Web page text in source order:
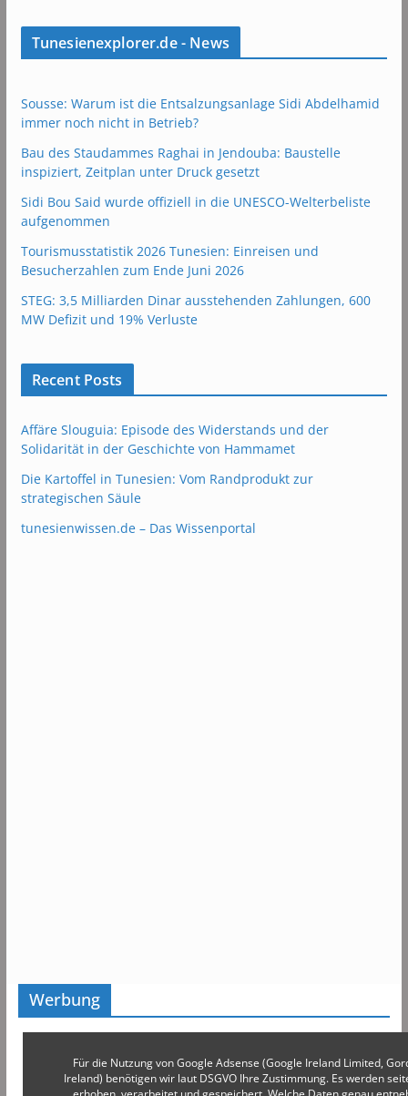
Tunesienexplorer.de - News
Sousse: Warum ist die Entsalzungsanlage Sidi Abdelhamid
immer noch nicht in Betrieb?
Bau des Staudammes Raghai in Jendouba: Baustelle
inspiziert, Zeitplan unter Druck gesetzt
Sidi Bou Said wurde offiziell in die UNESCO-Welterbeliste
aufgenommen
Tourismusstatistik 2026 Tunesien: Einreisen und
Besucherzahlen zum Ende Juni 2026
STEG: 3,5 Milliarden Dinar ausstehenden Zahlungen, 600
MW Defizit und 19% Verluste
Recent Posts
Affäre Slouguia: Episode des Widerstands und der
Solidarität in der Geschichte von Hammamet
Die Kartoffel in Tunesien: Vom Randprodukt zur
strategischen Säule
tunesienwissen.de – Das Wissenportal
Werbung
Für die Nutzung von Google Adsense (Google Ireland Limited,
Ireland) benötigen wir laut DSGVO Ihre Zustimmung. Es werden